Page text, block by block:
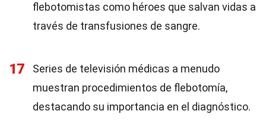
flebotomistas como héroes que salvan vidas a
través de transfusiones de sangre.
17
Series de televisión médicas a menudo
muestran procedimientos de flebotomía,
destacando su importancia en el diagnóstico.